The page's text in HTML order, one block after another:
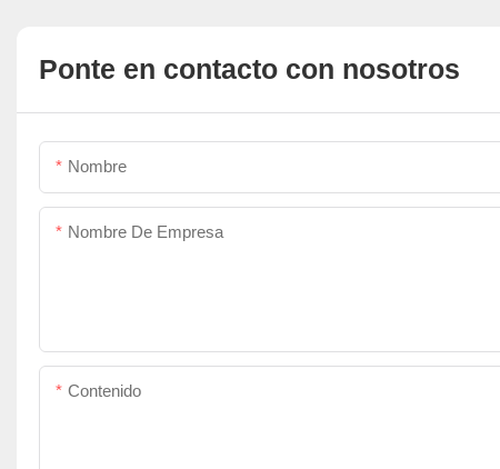
Ponte en contacto con nosotros
Nombre
Nombre De Empresa
Contenido